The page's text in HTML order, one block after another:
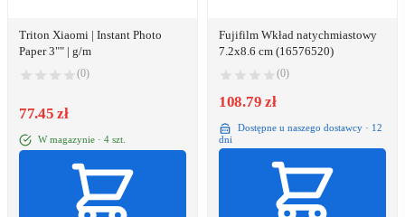
Triton Xiaomi | Instant Photo
Paper 3"" | g/m
(0)
77.45 zł
W magazynie · 4 szt.
Fujifilm Wkład natychmiastowy
7.2x8.6 cm (16576520)
(0)
108.79 zł
Dostępne u naszego dostawcy · 12
dni